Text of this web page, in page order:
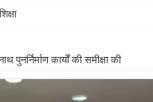
नीति के अनुरूप मॉडिफाई क
कार्यों की समीक्षा की